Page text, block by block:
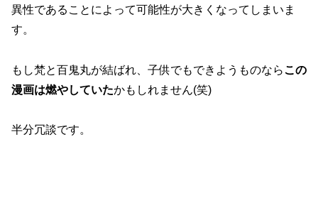
異性であることによって可能性が大きくなってしまいま
す。
もし梵と百鬼丸が結ばれ、子供でもできようものならこの
漫画は燃やしていたかもしれません(笑)
半分冗談です。